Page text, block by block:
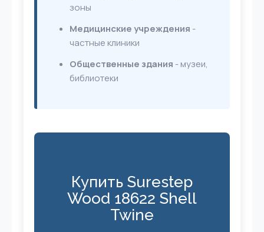
зоны
Медицинские учреждения -
частные клиники
Общественные здания - музеи,
библиотеки
Купить Surestep
Wood 18622 Shell
Twine